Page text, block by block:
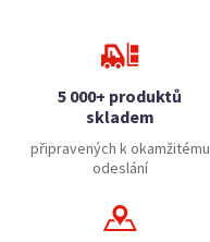
5 000+ produktů
skladem
připravených k okamžitému
odeslání